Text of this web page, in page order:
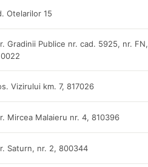
Otelarilor 15
Gradinii Publice nr. cad. 5925, nr. FN,
Vizirului km. 7, 817026
Mircea Malaieru nr. 4, 810396
Saturn, nr. 2, 800344